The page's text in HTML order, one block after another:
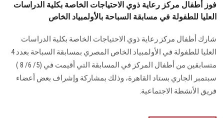
الزائـرون
سجل الان
فوز أطفال مركز رعاية ذوي الاحتياجات الخاصة بكلية الدراسات
العليا للطفولة في مسابقة السباحة بالأولمبياد الخاص
شارك أطفال مركز رعاية ذوي الاحتياجات الخاصة بكلية الدراسات
العليا للطفولة في الأولمبياد الخاص المصري بمسابقة السباحة بعدد 4
متسابقين من أطفال المركز في المسابقة التي أقيمت في (5/ 6/ 8 )
سبتمبر الجاري بستاد القاهرة، وذلك بمشاركة وإشراف بعض أعضاء
فريق الأنشطة الاجتماعية.